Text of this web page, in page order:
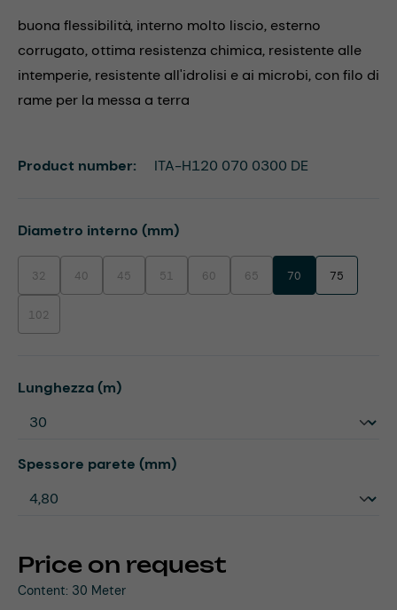
buona flessibilità, interno molto liscio, esterno
corrugato, ottima resistenza chimica, resistente alle
intemperie, resistente all'idrolisi e ai microbi, con filo di
rame per la messa a terra
Price on request
Content: 30 Meter
Select
Diametro interno (mm)
32(This option is currently unavailable.)
40(This option is currently unavailable.)
45(This option is currently unavailable.)
51(This option is currently unavailable.)
60(This option is currently unavailable.)
65(This option is currently
70 75
102(This option is currently unavailable.)
Select
Lunghezza (m)
Select
Spessore parete (mm)
Product number: ITA-H120 070 0300 DE